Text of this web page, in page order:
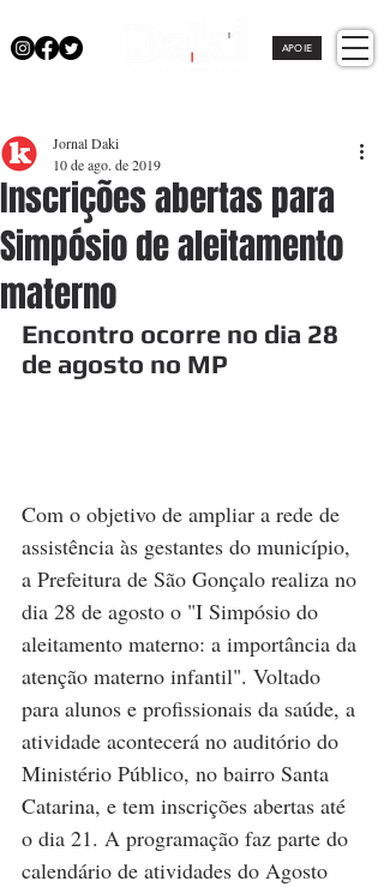
APOIE
Inscrições abertas para
Simpósio de aleitamento
materno
Jornal Daki
10 de ago. de 2019
Encontro ocorre no dia 28
de agosto no MP
Com o objetivo de ampliar a rede de
assistência às gestantes do município,
a Prefeitura de São Gonçalo realiza no
dia 28 de agosto o "I Simpósio do
aleitamento materno: a importância da
atenção materno infantil". Voltado
para alunos e profissionais da saúde, a
atividade acontecerá no auditório do
Ministério Público, no bairro Santa
Catarina, e tem inscrições abertas até
o dia 21. A programação faz parte do
calendário de atividades do Agosto